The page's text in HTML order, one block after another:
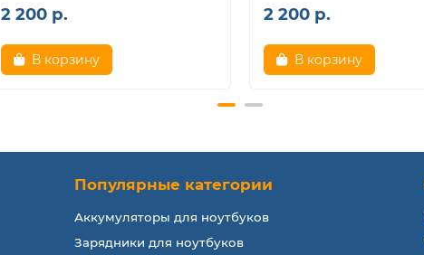
2 200 р.
В корзину
2 200 р.
В корзину
Популярные категории
Аккумуляторы для ноутбуков
Зарядники для ноутбуков